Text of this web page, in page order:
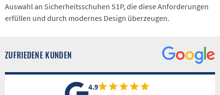
Auswahl an Sicherheitsschuhen S1P, die diese Anforderungen
erfüllen und durch modernes Design überzeugen.
ZUFRIEDENE KUNDEN
4.9